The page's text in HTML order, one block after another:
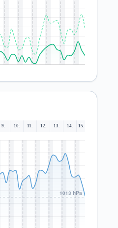
9. 10. 11. 12. 13. 14. 15.